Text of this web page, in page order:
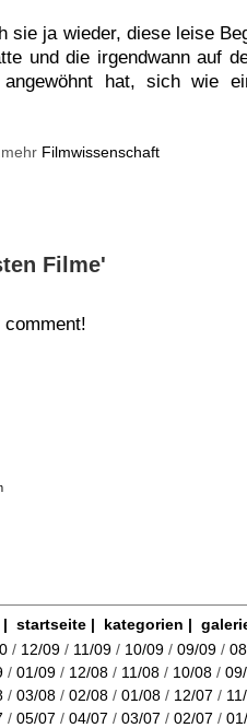
sie ja wieder, diese leise
und die irgendwann auf
hat, sich wie
Filmwissenschaft
Filme'
comment!
| startseite| kategorien |
/ 12/09 / 11/09 / 10/09 / 09/09 /
/ 01/09 / 12/08 / 11/08 / 10/08 /
/ 03/08 / 02/08 / 01/08 / 12/07 /
/ 05/07 / 04/07 / 03/07 / 02/07 /